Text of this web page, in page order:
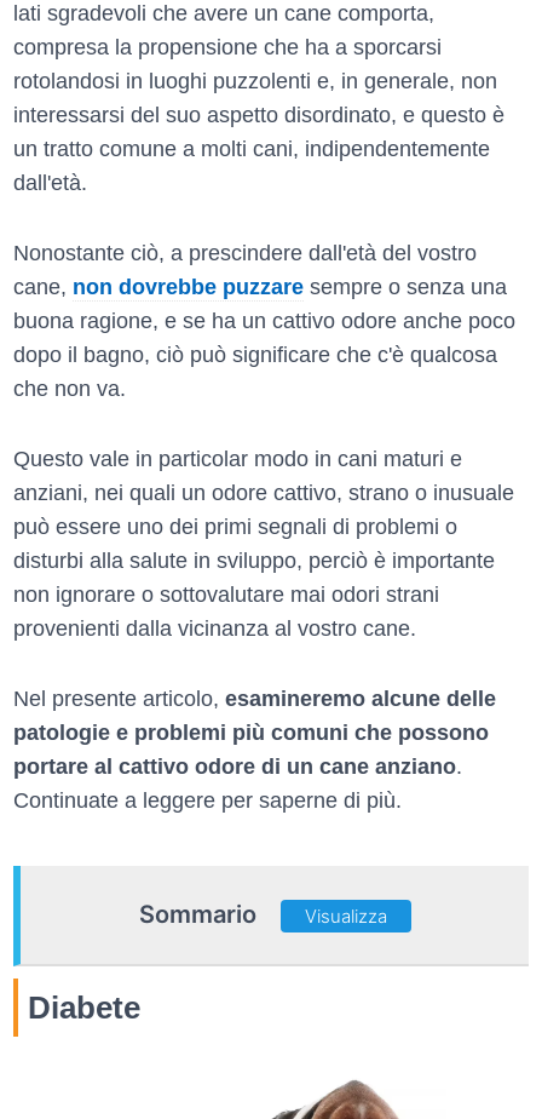
lati sgradevoli che avere un cane comporta,
compresa la propensione che ha a sporcarsi
rotolandosi in luoghi puzzolenti e, in generale, non
interessarsi del suo aspetto disordinato, e questo è
un tratto comune a molti cani, indipendentemente
dall'età.
Nonostante ciò, a prescindere dall'età del vostro
cane, non dovrebbe puzzare sempre o senza una
buona ragione, e se ha un cattivo odore anche poco
dopo il bagno, ciò può significare che c'è qualcosa
che non va.
Questo vale in particolar modo in cani maturi e
anziani, nei quali un odore cattivo, strano o inusuale
può essere uno dei primi segnali di problemi o
disturbi alla salute in sviluppo, perciò è importante
non ignorare o sottovalutare mai odori strani
provenienti dalla vicinanza al vostro cane.
Nel presente articolo, esamineremo alcune delle
patologie e problemi più comuni che possono
portare al cattivo odore di un cane anziano.
Continuate a leggere per saperne di più.
Sommario Visualizza
Diabete